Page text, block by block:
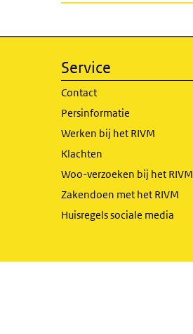
Service
Contact
Persinformatie
Werken bij het RIVM
Klachten
Woo-verzoeken bij het RIVM
Zakendoen met het RIVM
Huisregels sociale media